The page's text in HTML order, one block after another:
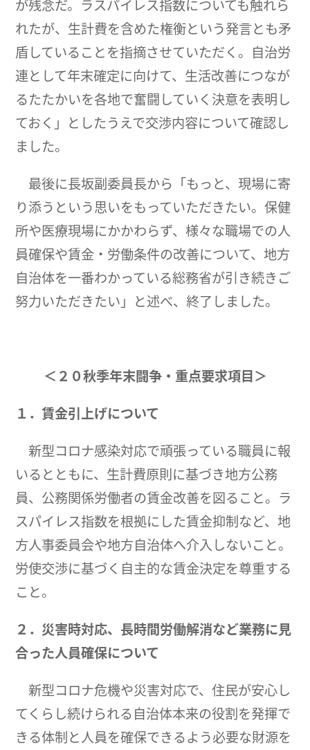
が残念だ。ラスパイレス指数についても触れら
れたが、生計費を含めた権衡という発言とも矛
盾していることを指摘させていただく。自治労
連として年末確定に向けて、生活改善につなが
るたたかいを各地で奮闘していく決意を表明し
ておく」としたうえで交渉内容について確認し
ました。
最後に長坂副委員長から「もっと、現場に寄
り添うという思いをもっていただきたい。保健
所や医療現場にかかわらず、様々な職場での人
員確保や賃金・労働条件の改善について、地方
自治体を一番わかっている総務省が引き続きご
努力いただきたい」と述べ、終了しました。
＜２０秋季年末闘争・重点要求項目＞
１．賃金引上げについて
新型コロナ感染対応で頑張っている職員に報
いるとともに、生計費原則に基づき地方公務
員、公務関係労働者の賃金改善を図ること。ラ
スパイレス指数を根拠にした賃金抑制など、地
方人事委員会や地方自治体へ介入しないこと。
労使交渉に基づく自主的な賃金決定を尊重する
こと。
２．災害時対応、長時間労働解消など業務に見
合った人員確保について
新型コロナ危機や災害対応で、住民が安心し
てくらし続けられる自治体本来の役割を発揮で
きる体制と人員を確保できるよう必要な財源を